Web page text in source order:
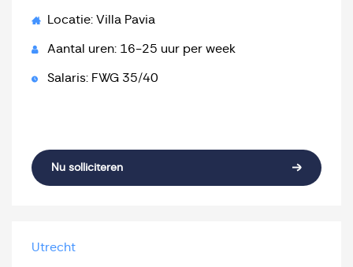
Locatie: Villa Pavia
Aantal uren: 16-25 uur per week
Salaris: FWG 35/40
Nu solliciteren
Utrecht